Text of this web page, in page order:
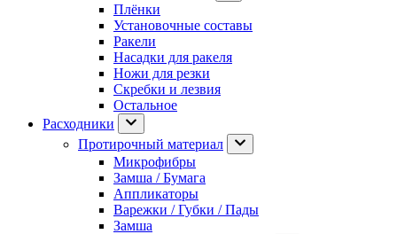
Плёнки
Установочные составы
Ракели
Насадки для ракеля
Ножи для резки
Скребки и лезвия
Остальное
Расходники
Протирочный материал
Микрофибры
Замша / Бумага
Аппликаторы
Варежки / Губки / Пады
Замша